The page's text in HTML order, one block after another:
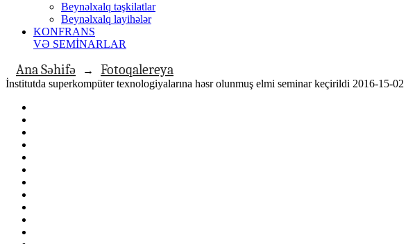
Beynəlxalq təşkilatlar
Beynəlxalq layihələr
KONFRANS
VƏ SEMİNARLAR
Ana Səhifə → Fotoqalereya
İnstitutda superkompüter texnologiyalarına həsr olunmuş elmi seminar keçirildi 2016-15-02